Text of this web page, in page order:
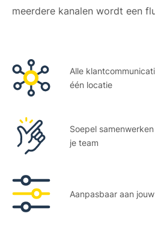
meerdere kanalen wordt een
Alle
één locatie
Soepel
je team
Aanpasbaar aan